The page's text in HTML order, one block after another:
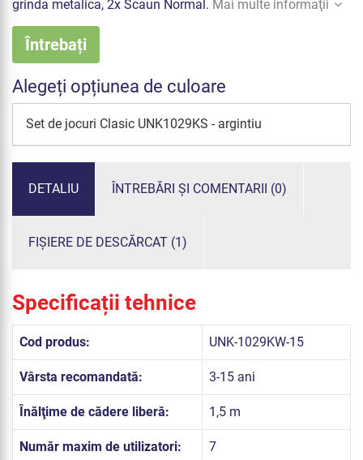
grinda metalica, 2x Scaun Normal. Mai multe informaţii
Întrebați
Alegeți opțiunea de culoare
Set de jocuri Clasic UNK1029KS - argintiu
DETALIU ÎNTREBĂRI ȘI COMENTARII (0)
FIȘIERE DE DESCĂRCAT (1)
Specificații tehnice
Cod produs: UNK-1029KW-15
Vârsta recomandată: 3-15 ani
Înălţime de cădere liberă: 1,5 m
Număr maxim de utilizatori: 7